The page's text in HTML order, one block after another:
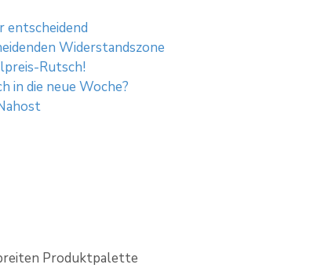
entscheidend
Widerstandszone
Rutsch!
in die neue Woche?
Produktpalette